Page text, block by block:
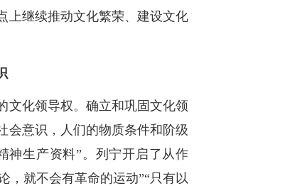
上继续推动文化繁荣、建设文化
文化领导权。确立和巩固文化领
会意识，人们的物质条件和阶级
神生产资料”。列宁开启了从作
，就不会有革命的运动”“只有以